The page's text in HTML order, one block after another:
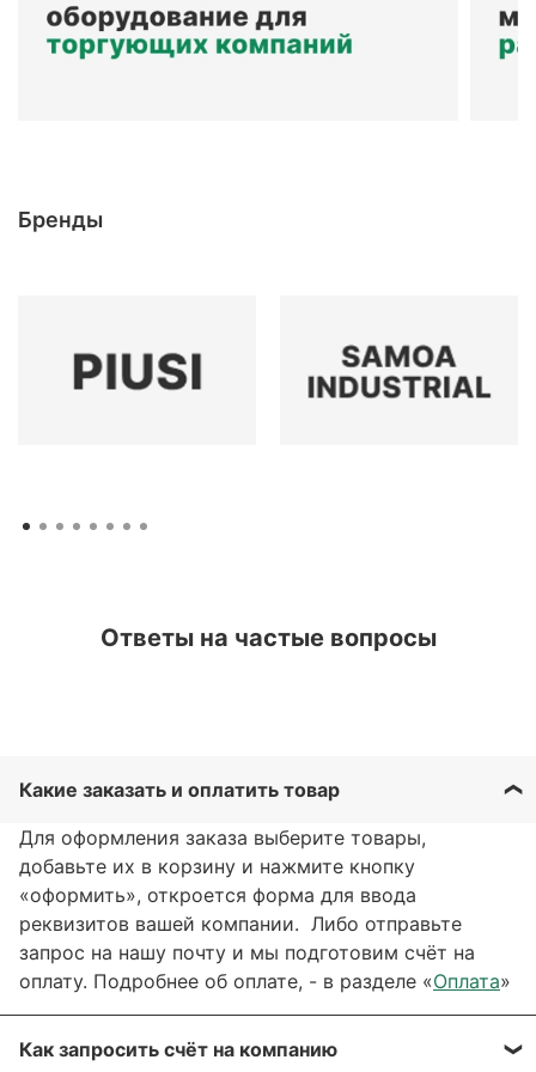
Бренды
Ответы на частые вопросы
Какие заказать и оплатить товар
Для оформления заказа выберите товары,
добавьте их в корзину и нажмите кнопку
«оформить», откроется форма для ввода
реквизитов вашей компании. Либо отправьте
запрос на нашу почту и мы подготовим счёт на
оплату. Подробнее об оплате, - в разделе «Оплата»
Как запросить счёт на компанию